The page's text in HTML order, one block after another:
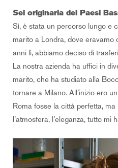
Sei originaria dei Paesi
Sì, è stata un percorso lungo e
marito a Londra, dove eravamo
anni lì, abbiamo deciso di
La nostra azienda ha uffici in
marito, che ha studiato alla
tornare a Milano. All’inizio ero
Roma fosse la città perfetta,
l’atmosfera, l’eleganza, tutto mi